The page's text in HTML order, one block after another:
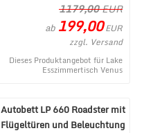
1179,00EUR
ab 199,00EUR
zzgl. Versand
Dieses Produktangebot für Lake
Esszimmertisch Venus
Autobett LP 660 Roadster mit
Flügeltüren und Beleuchtung